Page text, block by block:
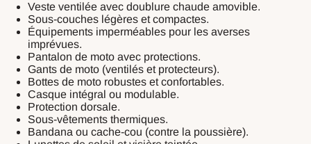
Veste ventilée avec doublure chaude amovible.
Sous-couches légères et compactes.
Équipements imperméables pour les averses
imprévues.
Pantalon de moto avec protections.
Gants de moto (ventilés et protecteurs).
Bottes de moto robustes et confortables.
Casque intégral ou modulable.
Protection dorsale.
Sous-vêtements thermiques.
Bandana ou cache-cou (contre la poussière).